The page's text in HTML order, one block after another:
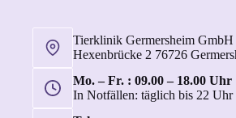
Tierklinik Germersheim
Hexenbrücke 2 76726
Mo. – Fr. : 09.00 – 18.00 Uhr
In Notfällen: täglich bis 22 Uhr